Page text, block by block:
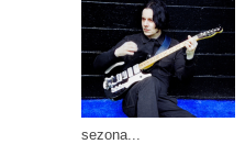
sezona...